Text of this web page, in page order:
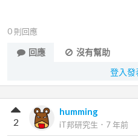
0 則回應
回應
沒有幫助
登入發
humming
iT邦研究生 ． 7 年前
2